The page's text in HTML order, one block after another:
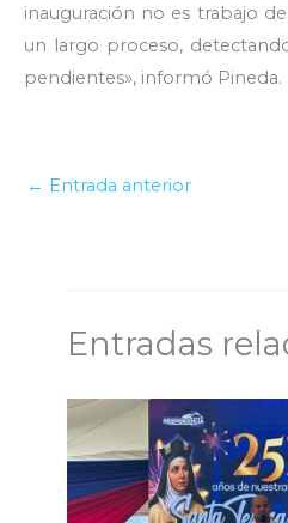
inauguración no es trabajo
un largo proceso,
pendientes», informó Pineda.
← Entrada anterior
Entradas